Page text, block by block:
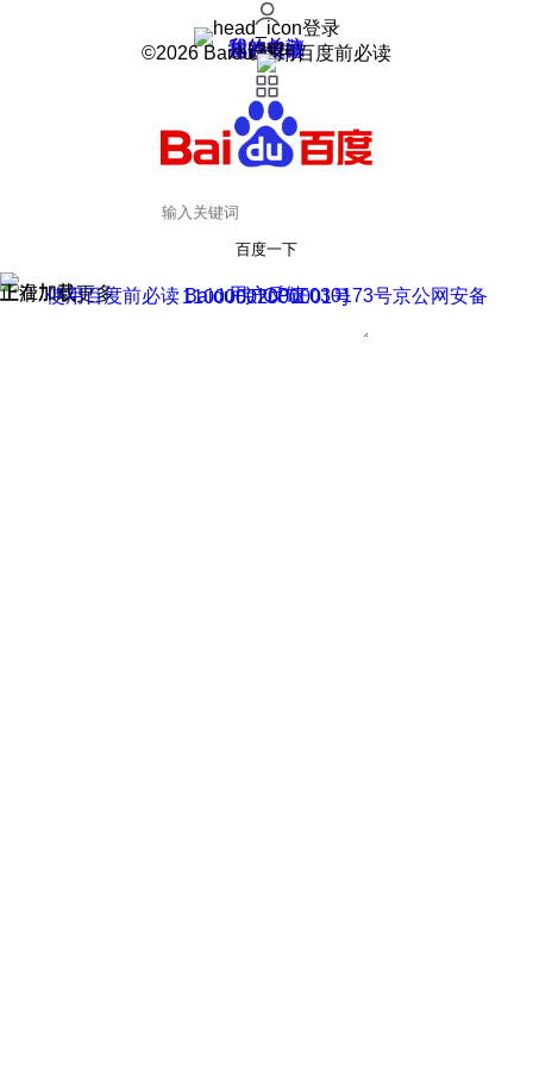
登录
我的关注
我的收藏
皮肤中心
用户反馈
设置
©2026 Baidu 使用百度前必读
百度一下
正在加载
上滑加载更多 用户反馈
使用百度前必读 Baidu 京ICP证030173号
京公网安备11000002000001号